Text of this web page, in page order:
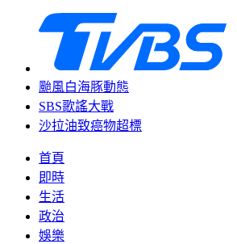
颱風白海豚動態
SBS歌謠大戰
沙拉油致癌物超標
首頁
即時
生活
政治
娛樂